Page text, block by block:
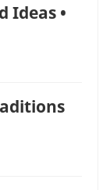
Ideas •